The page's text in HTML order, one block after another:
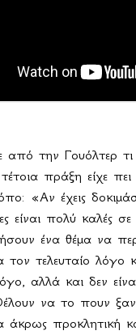
την Γουόλτερ τι
πράξη είχε πει
«Αν έχεις
είναι πολύ καλές
ένα θέμα να
τελευταίο λόγο
αλλά και δεν
να το πουν
άκρως προκλητική